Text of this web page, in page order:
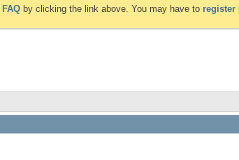
FAQ by clicking the link above. You may have to register